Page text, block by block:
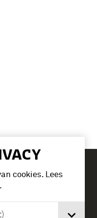
cookies. Lees
.
1